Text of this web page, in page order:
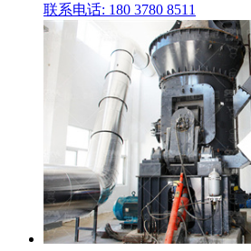
联系电话: 180 3780 8511